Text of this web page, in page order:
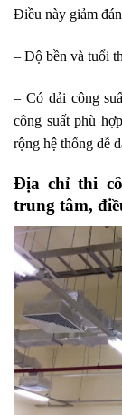
Điều này giảm
– Độ bền và tuổi
– Có dải công
công suất phù
rộng hệ thống dễ
Địa chỉ thi
trung tâm,